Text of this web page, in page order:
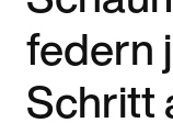
federn
Schritt